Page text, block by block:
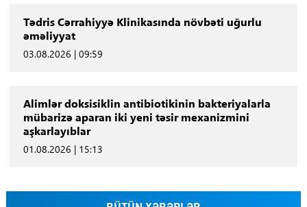
Tədris Cərrahiyyə Klinikasında növbəti uğurlu
əməliyyat
03.08.2026 | 09:59
Alimlər doksisiklin antibiotikinin bakteriyalarla
mübarizə aparan iki yeni təsir mexanizmini
aşkarlayıblar
01.08.2026 | 15:13